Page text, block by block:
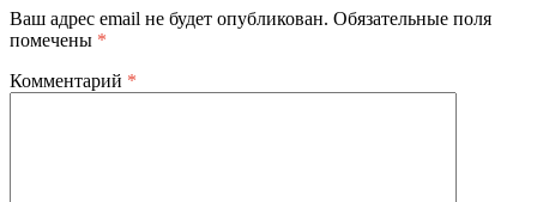
Ваш адрес email не будет опубликован. Обязательные поля
помечены *
Комментарий *